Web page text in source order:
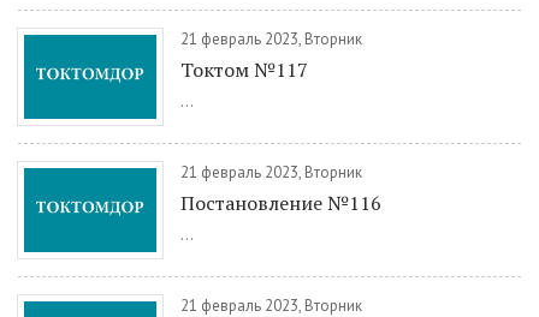
21 февраль 2023, Вторник
Токтом №117
...
21 февраль 2023, Вторник
Постановление №116
...
21 февраль 2023, Вторник